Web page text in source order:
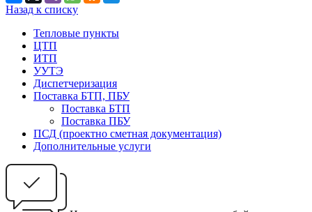
Назад к списку
Тепловые пункты
ЦТП
ИТП
УУТЭ
Диспетчеризация
Поставка БТП, ПБУ
Поставка БТП
Поставка ПБУ
ПСД (проектно сметная документация)
Дополнительные услуги